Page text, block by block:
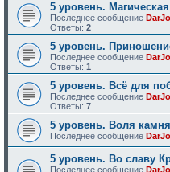
5 уровень.
Последнее сообщение
Ответы: 2
5 уровень.
Последнее сообщение
Ответы: 1
5 уровень. Всё для
Последнее сообщение
Ответы: 7
5 уровень. Воля камня
Последнее сообщение
5 уровень. Во славу
Последнее сообщение